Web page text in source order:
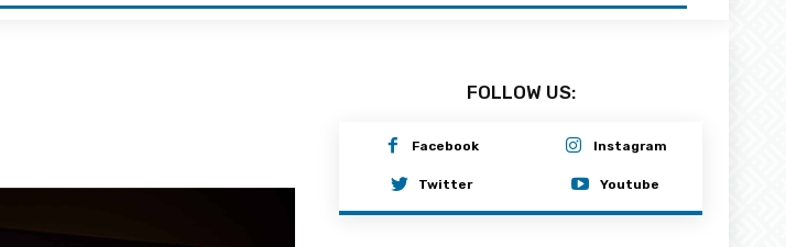
FOLLOW US:
Facebook Instagram
Twitter Youtube